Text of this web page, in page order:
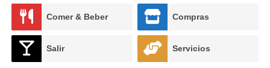
Comer & Beber Compras
Salir Servicios